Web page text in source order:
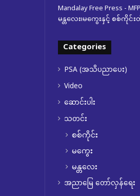
Mandalay Free Press
မန္တလေး၊မကွေးနှင့် စစ်
Categories
PSA (အသိပညာပေး)
Video
ဆောင်းပါး
သတင်း
စစ်ကိုင်း
မကွေး
မန္တလေး
အညာမြေ တော်လှန်ရေး